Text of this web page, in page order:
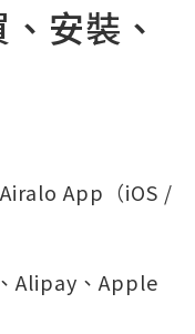
安裝、
App（iOS /
Alipay、Apple